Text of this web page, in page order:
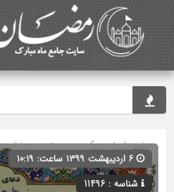
صفحه اصلی» گروه » دسته‌بندی نشده
شناسه : 11496